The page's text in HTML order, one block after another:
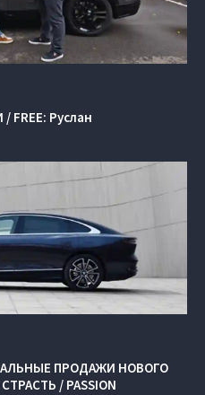
FREE: Руслан
ПРОДАЖИ НОВОГО
/ PASSION